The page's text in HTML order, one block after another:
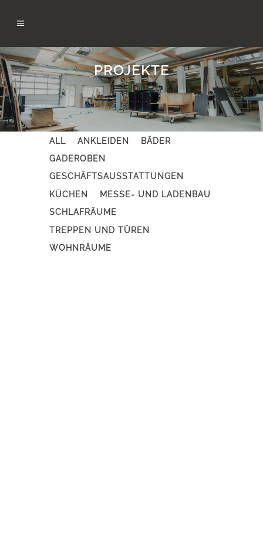
PROJEKTE
ALL ANKLEIDEN
BÄDER
GADEROBEN
GESCHÄFTSAUSSTATTUNGEN
KÜCHEN
MESSE- UND LADENBAU
SCHLAFRÄUME
TREPPEN UND TÜREN
WOHNRÄUME